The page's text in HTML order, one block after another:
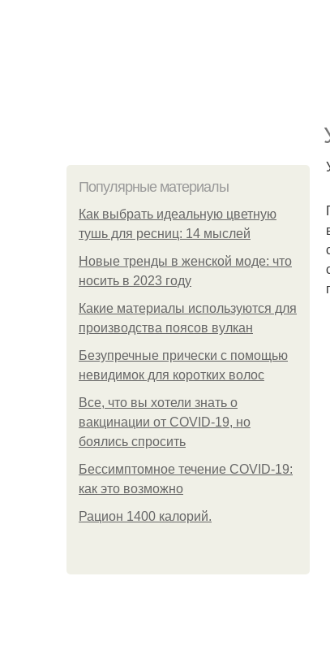
Популярные материалы
Как выбрать идеальную цветную
тушь для ресниц: 14 мыслей
Новые тренды в женской моде: что
носить в 2023 году
Какие материалы используются для
производства поясов вулкан
Безупречные прически с помощью
невидимок для коротких волос
Все, что вы хотели знать о
вакцинации от COVID-19, но
боялись спросить
Бессимптомное течение COVID-19:
как это возможно
Рацион 1400 калорий.